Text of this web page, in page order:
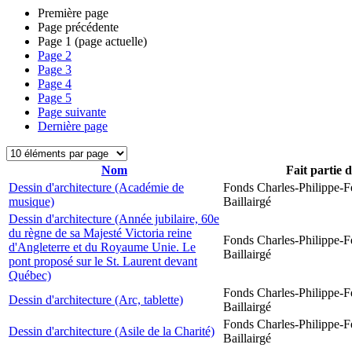
Première page
Page précédente
Page 1 (page actuelle)
Page 2
Page 3
Page 4
Page 5
Page suivante
Dernière page
Nom
Fait partie
Dessin d'architecture (Académie de
musique)
Fonds Charles-Philippe-
Baillairgé
Dessin d'architecture (Année jubilaire, 60e
du règne de sa Majesté Victoria reine
d'Angleterre et du Royaume Unie. Le
pont proposé sur le St. Laurent devant
Québec)
Fonds Charles-Philippe-
Baillairgé
Dessin d'architecture (Arc, tablette)
Fonds Charles-Philippe-
Baillairgé
Dessin d'architecture (Asile de la Charité)
Fonds Charles-Philippe-
Baillairgé